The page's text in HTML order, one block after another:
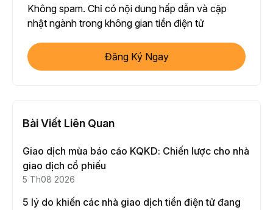
Không spam. Chỉ có nội dung hấp dẫn và cập
nhật ngành trong không gian tiền điện tử
Đăng Ký Ngay
Bài Viết Liên Quan
Giao dịch mùa báo cáo KQKD: Chiến lược cho nhà
giao dịch cổ phiếu
5 Th08 2026
5 lý do khiến các nhà giao dịch tiền điện tử đang